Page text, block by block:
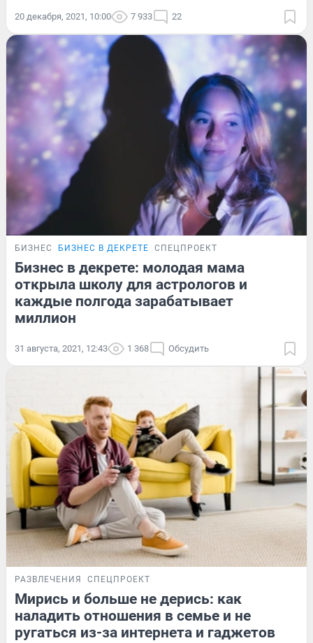
20 декабря, 2021, 10:00 7 933 22
БИЗНЕС БИЗНЕС В ДЕКРЕТЕ СПЕЦПРОЕКТ
Бизнес в декрете: молодая мама
открыла школу для астрологов и
каждые полгода зарабатывает
миллион
31 августа, 2021, 12:43 1 368 Обсудить
РАЗВЛЕЧЕНИЯ СПЕЦПРОЕКТ
Мирись и больше не дерись: как
наладить отношения в семье и не
ругаться из-за интернета и гаджетов